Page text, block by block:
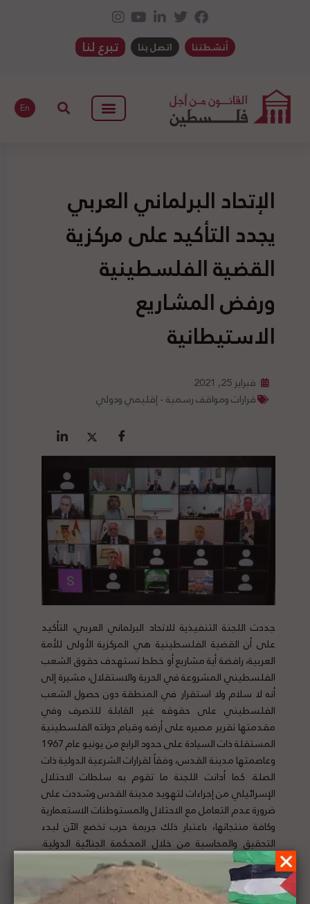
أنشطتنا اتصل بنا تبرع لنا
En
الإتحاد البرلماني العربي
يجدد التأكيد على مركزية
القضية الفلسطينية
ورفض المشاريع
الاستيطانية
فبراير 25, 2021
قرارات ومواقف رسمية - إقليمي ودولي
جددت اللجنة التنفيذية للاتحاد البرلماني العربي، التأكيد
على أن القضية الفلسطينية هي المركزية الأولى للأمة
العربية، رافضة أية مشاريع أو خطط تستهدف حقوق الشعب
الفلسطيني المشروعة في الحرية والاستقلال، مشيرة إلى
أنه لا سلام ولا استقرار في المنطقة دون حصول الشعب
الفلسطيني على حقوقه غير القابلة للتصرف وفي
مقدمتها تقرير مصيره على أرضه وقيام دولته الفلسطينية
المستقلة ذات السيادة على حدود الرابع من يونيو عام 1967
وعاصمتها مدينة القدس، وفقاً لقرارات الشرعية الدولية ذات
الصلة. كما أدانت اللجنة ما تقوم به سلطات الاحتلال
الإسرائيلي من إجراءات لتهويد مدينة القدس وشددت على
ضرورة عدم التعامل مع الاحتلال والمستوطنات الاستعمارية
وكافة منتجاتها، باعتبار ذلك جريمة حرب تخضع الآن لبدء
التحقيق والمحاسبة من خلال المحكمة الجنائية الدولية.
لتفاصيل الخبر ومصدره الأصلي،هنا